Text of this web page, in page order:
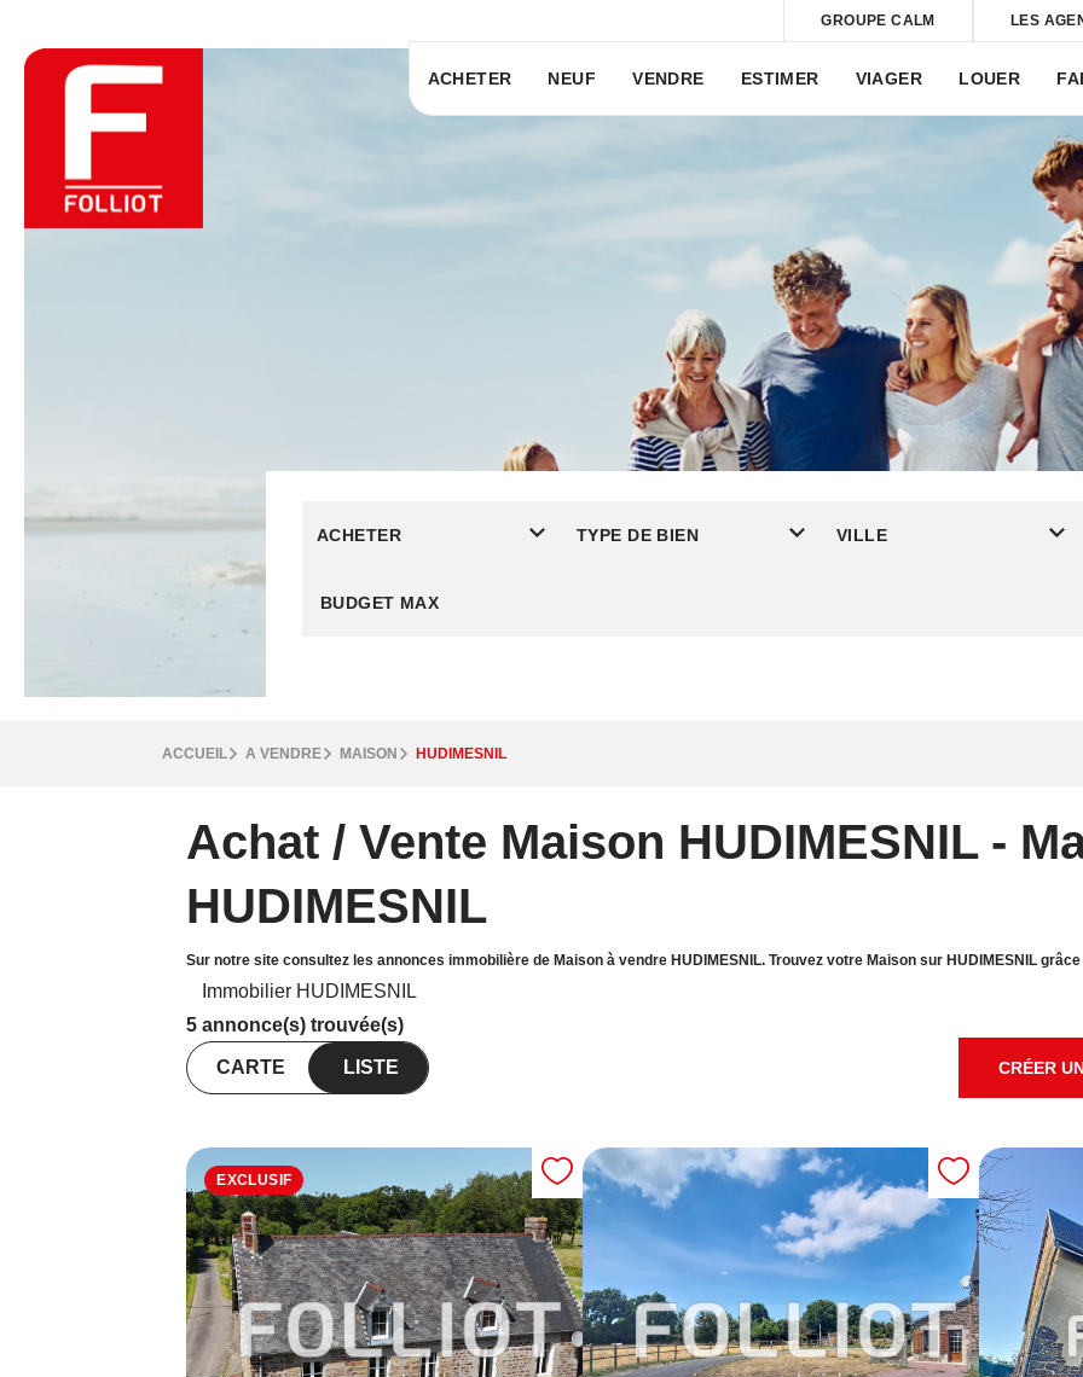
GROUPE CALM LES
ACHETER NEUF VENDRE ESTIMER VIAGER LOUER
ACHETER TYPE DE BIEN VILLE
ACCUEIL A VENDRE MAISON HUDIMESNIL
Achat / Vente Maison HUDIMESNIL -
HUDIMESNIL
Sur notre site consultez les annonces immobilière de Maison à vendre HUDIMESNIL. Trouvez votre Maison sur HUDIMESNIL
Immobilier HUDIMESNIL
5 annonce(s) trouvée(s)
CARTE LISTE CRÉER
EXCLUSIF